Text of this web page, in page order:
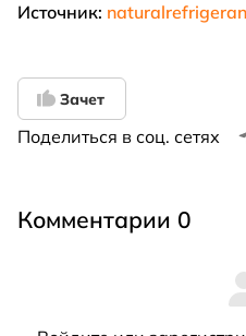
Источник:
Зачет
Поделиться в соц. сетях
Комментарии 0